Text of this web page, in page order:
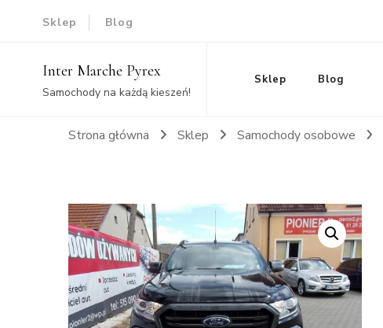
Sklep Blog
Inter Marche Pyrex
Samochody na każdą kieszeń!
Sklep Blog
Strona główna Sklep Samochody osobowe